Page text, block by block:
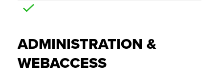
ADMINISTRATION &
WEBACCESS